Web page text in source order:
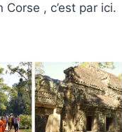
, c’est par ici.